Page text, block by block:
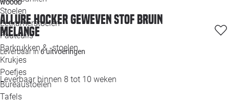
Stoelen
Eetkamerstoelen
Fauteuils
Barkrukken & -stoelen
Krukjes
Poefjes
Bureaustoelen
Tafels
WOOOD
Allure hocker geweven stof bruin
melange
Leverbaar in6 uitvoeringen
Leverbaar binnen 8 tot 10 weken